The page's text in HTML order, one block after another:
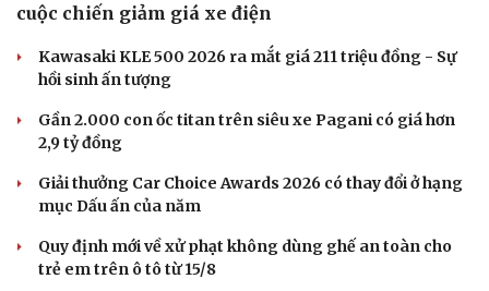
cuộc chiến giảm giá xe điện
Kawasaki KLE 500 2026 ra mắt giá 211 triệu đồng - Sự
hồi sinh ấn tượng
Gần 2.000 con ốc titan trên siêu xe Pagani có giá hơn
2,9 tỷ đồng
Giải thưởng Car Choice Awards 2026 có thay đổi ở hạng
mục Dấu ấn của năm
Quy định mới về xử phạt không dùng ghế an toàn cho
trẻ em trên ô tô từ 15/8